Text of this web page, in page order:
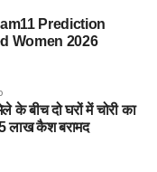
Prediction
Women 2026
बीच दो घरों में चोरी का
लाख कैश बरामद